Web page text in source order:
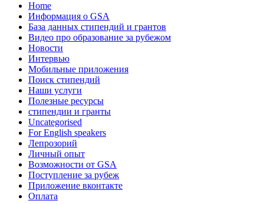
Home
Информация о GSA
База данных стипендий и грантов
Видео про образование за рубежом
Новости
Интервью
Мобильные приложения
Поиск стипендий
Наши услуги
Полезные ресурсы
стипендии и гранты
Uncategorised
For English speakers
Лепрозорий
Личный опыт
Возможности от GSA
Поступление за рубеж
Приложение вконтакте
Оплата